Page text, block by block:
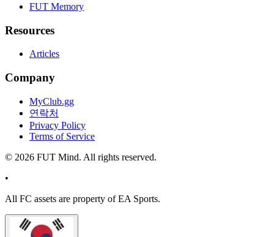
FUT Memory
Resources
Articles
Company
MyClub.gg
연락처
Privacy Policy
Terms of Service
© 2026 FUT Mind. All rights reserved.
•
All FC assets are property of EA Sports.